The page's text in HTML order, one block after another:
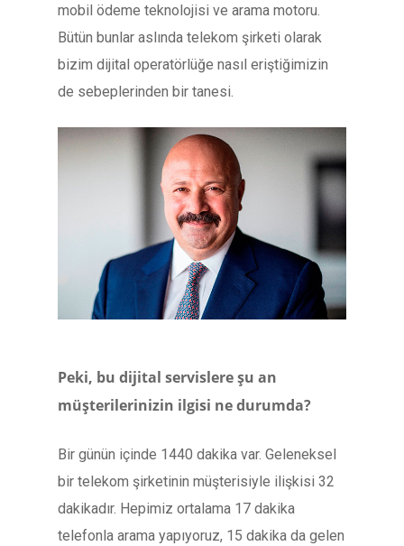
mobil ödeme teknolojisi ve arama motoru.
Bütün bunlar aslında telekom şirketi olarak
bizim dijital operatörlüğe nasıl eriştiğimizin
de sebeplerinden bir tanesi.
Peki, bu dijital servislere şu an
müşterilerinizin ilgisi ne durumda?
Bir günün içinde 1440 dakika var. Geleneksel
bir telekom şirketinin müşterisiyle ilişkisi 32
dakikadır. Hepimiz ortalama 17 dakika
telefonla arama yapıyoruz, 15 dakika da gelen